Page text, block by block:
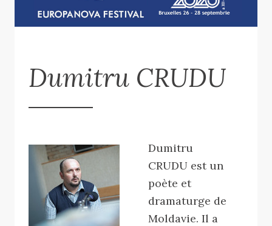
Dumitru CRUDU
Dumitru
CRUDU est un
poète et
dramaturge de
Moldavie.Il a